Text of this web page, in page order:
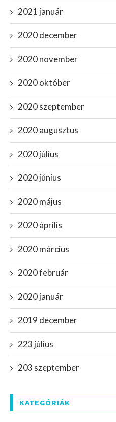
2021 január
2020 december
2020 november
2020 október
2020 szeptember
2020 augusztus
2020 július
2020 június
2020 május
2020 április
2020 március
2020 február
2020 január
2019 december
223 július
203 szeptember
KATEGÓRIÁK